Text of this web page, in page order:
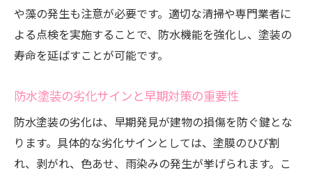
や藻の発生も注意が必要です。適切な清掃や専門業者に
よる点検を実施することで、防水機能を強化し、塗装の
寿命を延ばすことが可能です。
防水塗装の劣化サインと早期対策の重要性
防水塗装の劣化は、早期発見が建物の損傷を防ぐ鍵とな
ります。具体的な劣化サインとしては、塗膜のひび割
れ、剥がれ、色あせ、雨染みの発生が挙げられます。こ